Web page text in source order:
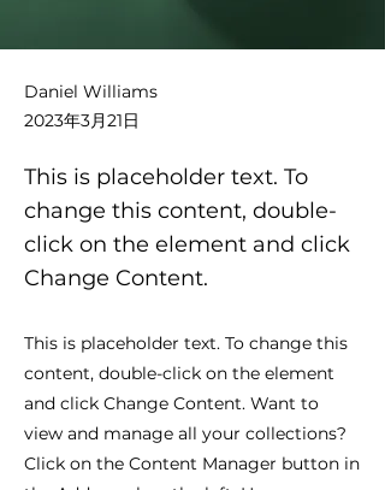
Daniel Williams
2023年3月21日
This is placeholder text. To
change this content, double-
click on the element and click
Change Content.
This is placeholder text. To change this
content, double-click on the element
and click Change Content. Want to
view and manage all your collections?
Click on the Content Manager button in